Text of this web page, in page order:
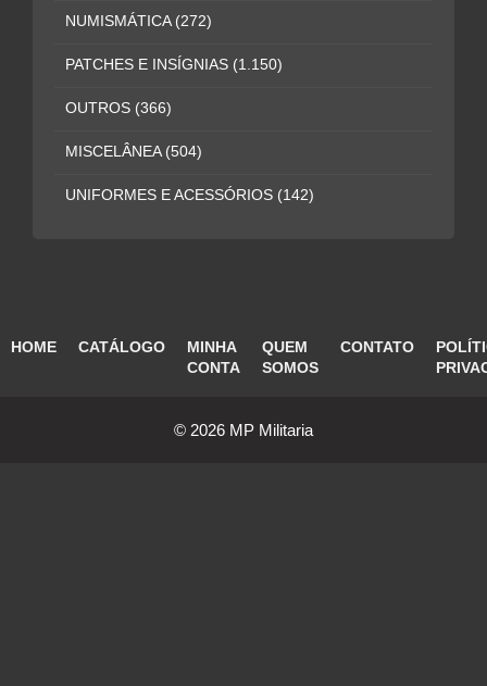
NUMISMÁTICA (272)
PATCHES E INSÍGNIAS (1.150)
OUTROS (366)
MISCELÂNEA (504)
UNIFORMES E ACESSÓRIOS (142)
HOME CATÁLOGO
MINHA
CONTA
QUEM
SOMOS
CONTATO
© 2026 MP Militaria